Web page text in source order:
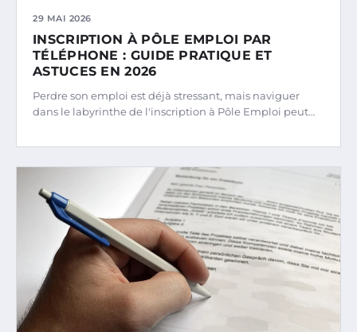
29 MAI 2026
INSCRIPTION À PÔLE EMPLOI PAR
TÉLÉPHONE : GUIDE PRATIQUE ET
ASTUCES EN 2026
Perdre son emploi est déjà stressant, mais naviguer
dans le labyrinthe de l'inscription à Pôle Emploi peut…